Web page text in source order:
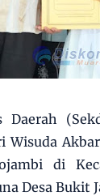
Daerah
Wisuda
di
Desa Bukit